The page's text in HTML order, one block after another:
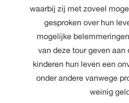
waarbij zij met zoveel
gesproken over hun
mogelijke
van deze tour geven aan
kinderen hun leven een
onder andere vanwege
weinig